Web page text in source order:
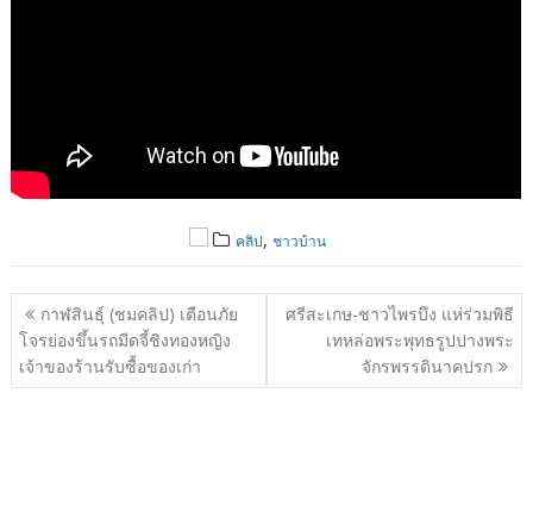
คลิป, ชาวบ้าน
แนะแนว
เรื่อง
กาฬสินธุ์ (ชมคลิป) เตือนภัย
โจรย่องขึ้นรถมีดจี้ชิงทองหญิง
เจ้าของร้านรับซื้อของเก่า
ศรีสะเกษ-ชาวไพรบึง แห่ร่วมพิธี
เทหล่อพระพุทธรูปปางพระ
จักรพรรดินาคปรก